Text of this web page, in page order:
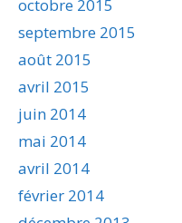
octobre 2015
septembre 2015
août 2015
avril 2015
juin 2014
mai 2014
avril 2014
février 2014